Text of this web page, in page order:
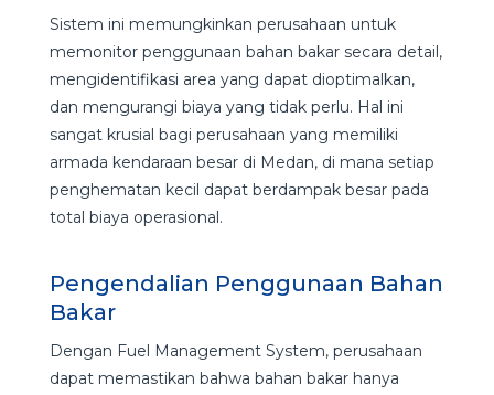
Sistem ini memungkinkan perusahaan untuk
memonitor penggunaan bahan bakar secara detail,
mengidentifikasi area yang dapat dioptimalkan,
dan mengurangi biaya yang tidak perlu. Hal ini
sangat krusial bagi perusahaan yang memiliki
armada kendaraan besar di Medan, di mana setiap
penghematan kecil dapat berdampak besar pada
total biaya operasional.
Pengendalian Penggunaan Bahan
Bakar
Dengan Fuel Management System, perusahaan
dapat memastikan bahwa bahan bakar hanya